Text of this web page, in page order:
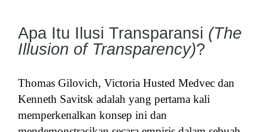
Apa Itu Ilusi Transparansi (The
Illusion of Transparency)?
Thomas Gilovich, Victoria Husted Medvec dan
Kenneth Savitsk adalah yang pertama kali
memperkenalkan konsep ini dan